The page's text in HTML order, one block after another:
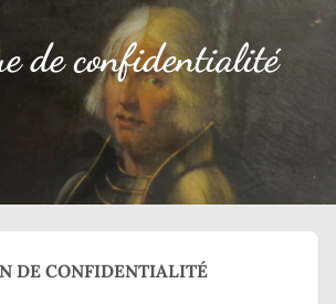
de confidentialité
DE CONFIDENTIALITÉ